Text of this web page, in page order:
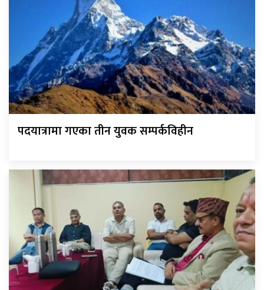
पदयात्रामा गएका तीन युवक सम्पर्कविहीन